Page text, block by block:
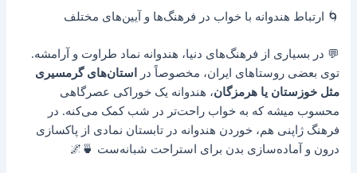
🌀 ارتباط هندوانه با خواب در فرهنگ‌ها و آیین‌های مختلف
💬 در بسیاری از فرهنگ‌های دنیا، هندوانه نماد طراوت و آرامشه.
توی بعضی روستاهای ایران، مخصوصاً در
استان‌های گرمسیری
مثل خوزستان یا هرمزگان، هندوانه یک خوراکی عصرگاهی
محسوب میشه که به خواب راحت‌تر در شب کمک می‌کنه. در
فرهنگ ژاپنی هم، خوردن هندوانه در تابستان نمادی از پاکسازی
درون و آماده‌سازی بدن برای استراحت شبانه‌ست 🍵🌌